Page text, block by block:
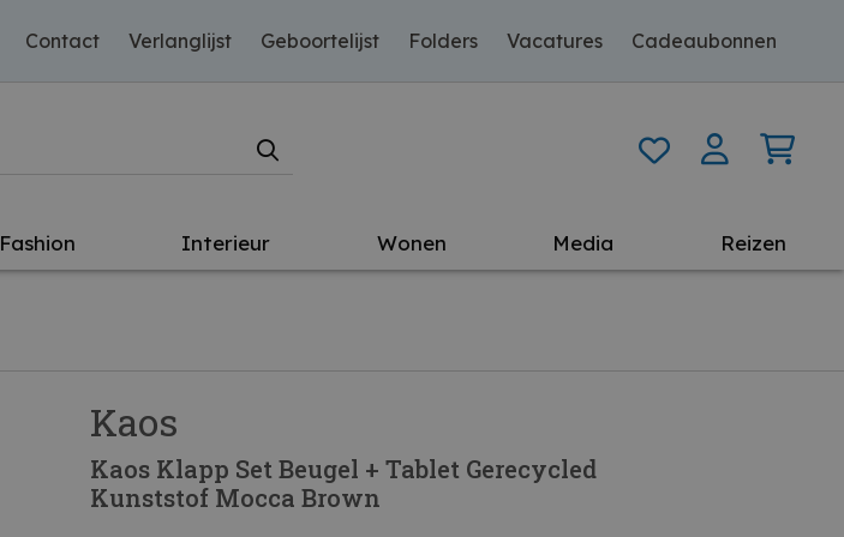
Contact Verlanglijst Geboortelijst Folders Vacatures Cadeaubonnen
Fashion Interieur Wonen Media Reizen
Kaos
Kaos Klapp Set Beugel + Tablet Gerecycled
Kunststof Mocca Brown